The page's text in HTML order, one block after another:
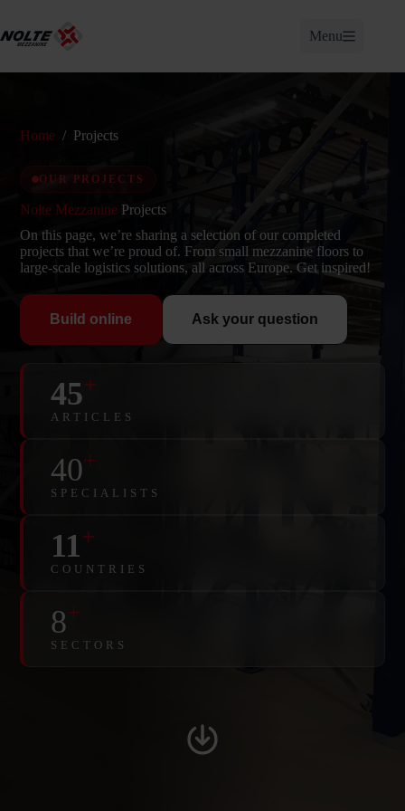
content
Menu
Home / Projects
OUR PROJECTS
Nolte Mezzanine Projects
On this page, we’re sharing a selection of our completed
projects that we’re proud of. From small mezzanine floors to
large-scale logistics solutions, all across Europe. Get inspired!
Build online Ask your question
45+
ARTICLES
40+
SPECIALISTS
11+
COUNTRIES
8+
SECTORS